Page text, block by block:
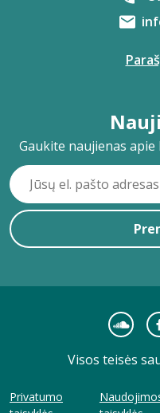
Gaukite naujienas apie
Visos teisės
Privatumo